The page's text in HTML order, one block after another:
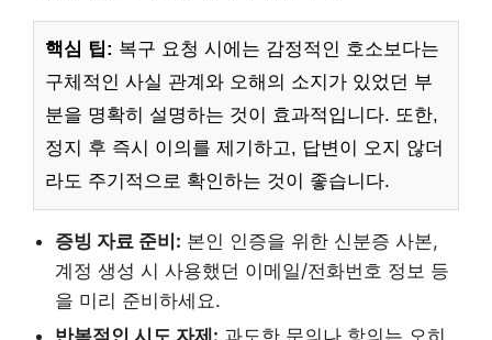
핵심 팁: 복구 요청 시에는 감정적인 호소보다는
구체적인 사실 관계와 오해의 소지가 있었던 부
분을 명확히 설명하는 것이 효과적입니다. 또한,
정지 후 즉시 이의를 제기하고, 답변이 오지 않더
라도 주기적으로 확인하는 것이 좋습니다.
증빙 자료 준비: 본인 인증을 위한 신분증 사본,
계정 생성 시 사용했던 이메일/전화번호 정보 등
을 미리 준비하세요.